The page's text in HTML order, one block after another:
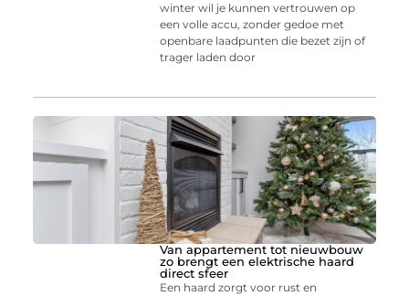
winter wil je kunnen vertrouwen op
een volle accu, zonder gedoe met
openbare laadpunten die bezet zijn of
trager laden door
Van appartement tot nieuwbouw
zo brengt een elektrische haard
direct sfeer
Een haard zorgt voor rust en